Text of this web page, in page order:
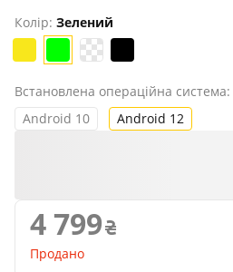
Колір: Зелений
Встановлена ​​операційна система:
Android 10
Android 12
4 799
Продано